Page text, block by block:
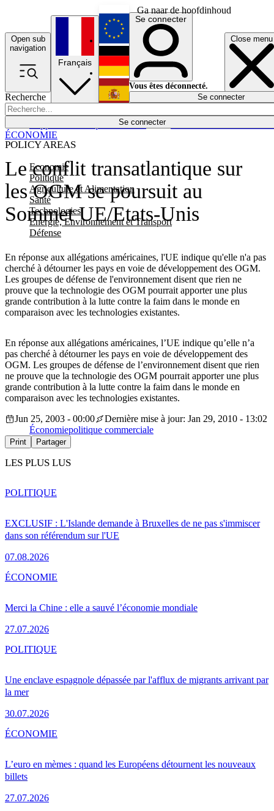
Ga naar de hoofdinhoud
Open sub
navigation
Close menu
Recherche
Se connecter
POLICY AREAS
Economie
Politique
Agriculture et Alimentation
Santé
Technologies
Energie, Environnement et Transport
Défense
Économie
Français
English
Deutsch
Español
Se connecter
Vous êtes déconnecté.
Se connecter
Le conflit transatlantique sur
les OGM se poursuit au
Sommet UE/Etats-Unis
En réponse aux allégations américaines, l'UE indique qu'elle n'a pas
cherché à détourner les pays en voie de développement des OGM.
Les groupes de défense de l'environnement disent que rien ne
prouve que la technologie des OGM pourrait apporter une plus
grande contribution à la lutte contre la faim dans le monde en
comparaison avec les technologies existantes.
ÉCONOMIE
En réponse aux allégations américaines, l’UE indique qu’elle n’a
pas cherché à détourner les pays en voie de développement des
OGM. Les groupes de défense de l’environnement disent que rien
ne prouve que la technologie des OGM pourrait apporter une plus
grande contribution à la lutte contre la faim dans le monde en
comparaison avec les technologies existantes.
Jun 25, 2003 - 00:00
Dernière mise à jour: Jan 29, 2010 - 13:02
Économiepolitique commerciale
Print Partager
LES PLUS LUS
EXCLUSIF : L'Islande demande à Bruxelles de ne pas s'immiscer
dans son référendum sur l'UE
07.08.2026
POLITIQUE
Merci la Chine : elle a sauvé l’économie mondiale
27.07.2026
ÉCONOMIE
Une enclave espagnole dépassée par l'afflux de migrants arrivant par
la mer
30.07.2026
POLITIQUE
L’euro en mèmes : quand les Européens détournent les nouveaux
billets
27.07.2026
ÉCONOMIE